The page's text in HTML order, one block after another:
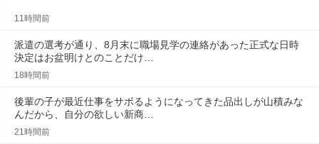
11時間前
派遣の選考が通り、8月末に職場見学の連絡があった正式な日時
決定はお盆明けとのことだけ…
18時間前
後輩の子が最近仕事をサボるようになってきた品出しが山積みな
んだから、自分の欲しい新商…
21時間前